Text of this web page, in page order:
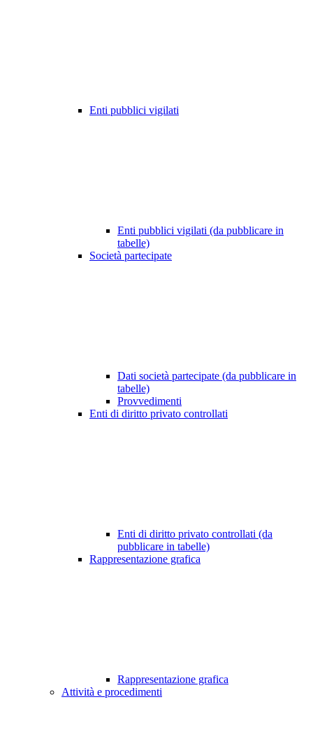
Enti pubblici vigilati
Enti pubblici vigilati (da pubblicare in
tabelle)
Società partecipate
Dati società partecipate (da pubblicare in
tabelle)
Provvedimenti
Enti di diritto privato controllati
Enti di diritto privato controllati (da
pubblicare in tabelle)
Rappresentazione grafica
Rappresentazione grafica
Attività e procedimenti